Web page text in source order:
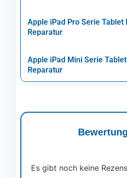
Apple iPad Pro Serie Tablet
Reparatur
Apple iPad Mini Serie
Reparatur
Es gibt noch keine